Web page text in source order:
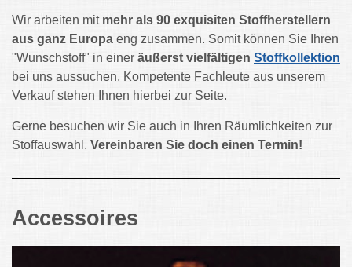
Wir arbeiten mit mehr als 90 exquisiten Stoffherstellern
aus ganz Europa eng zusammen. Somit können Sie Ihren
"Wunschstoff" in einer äußerst vielfältigen Stoffkollektion
bei uns aussuchen. Kompetente Fachleute aus unserem
Verkauf stehen Ihnen hierbei zur Seite.
Gerne besuchen wir Sie auch in Ihren Räumlichkeiten zur
Stoffauswahl. Vereinbaren Sie doch einen Termin!
Accessoires